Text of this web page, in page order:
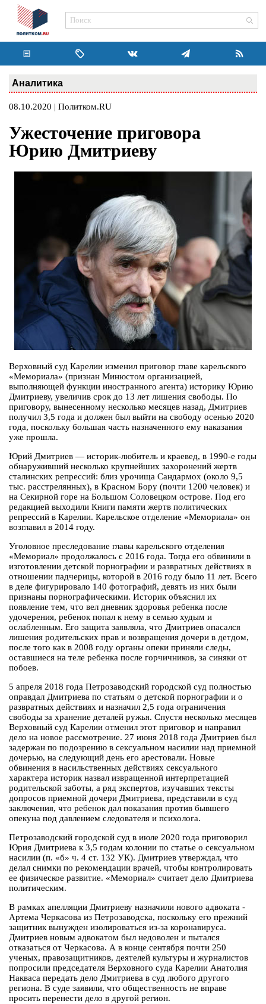
Аналитика
08.10.2020 | Политком.RU
Ужесточение приговора
Юрию Дмитриеву
Верховный суд Карелии изменил приговор главе карельского
«Мемориала» (признан Минюстом организацией,
выполняющей функции иностранного агента) историку Юрию
Дмитриеву, увеличив срок до 13 лет лишения свободы. По
приговору, вынесенному несколько месяцев назад, Дмитриев
получил 3,5 года и должен был выйти на свободу осенью 2020
года, поскольку большая часть назначенного ему наказания
уже прошла.
Юрий Дмитриев — историк-любитель и краевед, в 1990-е годы
обнаруживший несколько крупнейших захоронений жертв
сталинских репрессий: близ урочища Сандармох (около 9,5
тыс. расстрелянных), в Красном Бору (почти 1200 человек) и
на Секирной горе на Большом Соловецком острове. Под его
редакцией выходили Книги памяти жертв политических
репрессий в Карелии. Карельское отделение «Мемориала» он
возглавил в 2014 году.
Уголовное преследование главы карельского отделения
«Мемориал» продолжалось с 2016 года. Тогда его обвинили в
изготовлении детской порнографии и развратных действиях в
отношении падчерицы, которой в 2016 году было 11 лет. Всего
в деле фигурировало 140 фотографий, девять из них были
признаны порнографическими. Историк объяснил их
появление тем, что вел дневник здоровья ребенка после
удочерения, ребенок попал к нему в семью худым и
ослабленным. Его защита заявляла, что Дмитриев опасался
лишения родительских прав и возвращения дочери в детдом,
после того как в 2008 году органы опеки приняли следы,
оставшиеся на теле ребенка после горчичников, за синяки от
побоев.
5 апреля 2018 года Петрозаводский городской суд полностью
оправдал Дмитриева по статьям о детской порнографии и о
развратных действиях и назначил 2,5 года ограничения
свободы за хранение деталей ружья. Спустя несколько месяцев
Верховный суд Карелии отменил этот приговор и направил
дело на новое рассмотрение. 27 июня 2018 года Дмитриев был
задержан по подозрению в сексуальном насилии над приемной
дочерью, на следующий день его арестовали. Новые
обвинения в насильственных действиях сексуального
характера историк назвал извращенной интерпретацией
родительской заботы, а ряд экспертов, изучавших тексты
допросов приемной дочери Дмитриева, представили в суд
заключения, что ребенок дал показания против бывшего
опекуна под давлением следователя и психолога.
Петрозаводский городской суд в июле 2020 года приговорил
Юрия Дмитриева к 3,5 годам колонии по статье о сексуальном
насилии (п. «б» ч. 4 ст. 132 УК). Дмитриев утверждал, что
делал снимки по рекомендации врачей, чтобы контролировать
ее физическое развитие. «Мемориал» считает дело Дмитриева
политическим.
В рамках апелляции Дмитриеву назначили нового адвоката -
Артема Черкасова из Петрозаводска, поскольку его прежний
защитник вынужден изолироваться из-за коронавируса.
Дмитриев новым адвокатом был недоволен и пытался
отказаться от Черкасова. А в конце сентября почти 250
ученых, правозащитников, деятелей культуры и журналистов
попросили председателя Верховного суда Карелии Анатолия
Накваса передать дело Дмитриева в суд любого другого
региона. В суде заявили, что общественность не вправе
просить перенести дело в другой регион.